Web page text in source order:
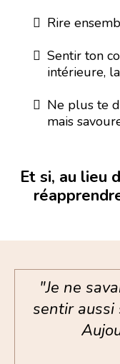
Rire
Sentir ton
intérieure,
Ne plus te
mais
Et si, au lieu
"Je ne
sentir aussi